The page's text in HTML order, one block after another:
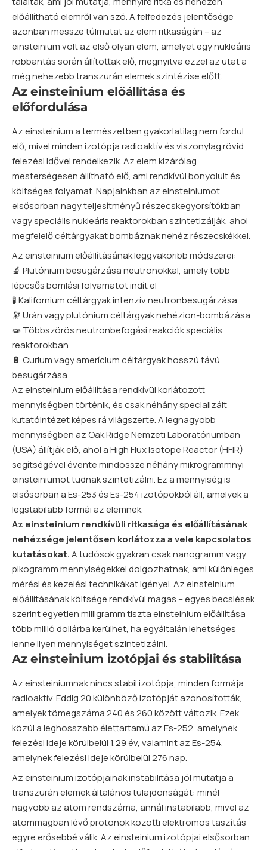
előállítható elemről van szó. A felfedezés jelentősége
azonban messze túlmutat az elem ritkaságán – az
einsteinium volt az első olyan elem, amelyet egy nukleáris
robbantás során állítottak elő, megnyitva ezzel az utat a
még nehezebb transzurán elemek szintézise előtt.
Az einsteinium előállítása és
előfordulása
Az einsteinium a természetben gyakorlatilag nem fordul
elő, mivel minden izotópja radioaktív és viszonylag rövid
felezési idővel rendelkezik. Az elem kizárólag
mesterségesen állítható elő, ami rendkívül bonyolult és
költséges folyamat. Napjainkban az einsteiniumot
elsősorban nagy teljesítményű részecskegyorsítókban
vagy speciális nukleáris reaktorokban szintetizálják, ahol
megfelelő céltárgyakat bombáznak nehéz részecskékkel.
Az einsteinium előállításának leggyakoribb módszerei:
🔬 Plutónium besugárzása neutronokkal, amely több
lépcsős bomlási folyamatot indít el
🧪 Kalifornium céltárgyak intenzív neutronbesugárzása
🔭 Urán vagy plutónium céltárgyak nehézion-bombázása
🧫 Többszörös neutronbefogási reakciók speciális
reaktorokban
🔋 Curium vagy amerícium céltárgyak hosszú távú
besugárzása
Az einsteinium előállítása rendkívül korlátozott
mennyiségben történik, és csak néhány specializált
kutatóintézet képes rá világszerte. A legnagyobb
mennyiségben az Oak Ridge Nemzeti Laboratóriumban
(USA) állítják elő, ahol a High Flux Isotope Reactor (HFIR)
segítségével évente mindössze néhány mikrogrammnyi
einsteiniumot tudnak szintetizálni. Ez a mennyiség is
elsősorban a Es-253 és Es-254 izotópokból áll, amelyek a
legstabilabb formái az elemnek.
Az einsteinium rendkívüli ritkasága és előállításának
nehézsége jelentősen korlátozza a vele kapcsolatos
kutatásokat.A tudósok gyakran csak nanogramm vagy
pikogramm mennyiségekkel dolgozhatnak, ami különleges
mérési és kezelési technikákat igényel. Az einsteinium
előállításának költsége rendkívül magas – egyes becslések
szerint egyetlen milligramm tiszta einsteinium előállítása
több millió dollárba kerülhet, ha egyáltalán lehetséges
lenne ilyen mennyiséget szintetizálni.
Az einsteinium izotópjai és stabilitása
Az einsteiniumnak nincs stabil izotópja, minden formája
radioaktív. Eddig 20 különböző izotópját azonosították,
amelyek tömegszáma 240 és 260 között változik. Ezek
közül a leghosszabb élettartamú az Es-252, amelynek
felezési ideje körülbelül 1,29 év, valamint az Es-254,
amelynek felezési ideje körülbelül 276 nap.
Az einsteinium izotópjainak instabilitása jól mutatja a
transzurán elemek általános tulajdonságát: minél
nagyobb azatomrendszáma, annál instabilabb, mivel az
atommagban lévő protonok közötti elektromos taszítás
egyre erősebbé válik. Az einsteinium izotópjai elsősorban